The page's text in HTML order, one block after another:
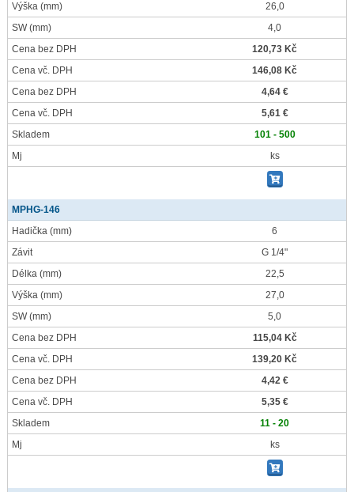
Výška (mm)
26,0
SW(mm)
4,0
Cena bez DPH
120,73 Kč
Cena vč. DPH
146,08 Kč
Cena bez DPH
4,64 €
Cena vč. DPH
5,61 €
Skladem
101 - 500
Mj
ks
MPHG-146
Hadička (mm)
6
Závit
G 1/4"
Délka (mm)
22,5
Výška (mm)
27,0
SW(mm)
5,0
Cena bez DPH
115,04 Kč
Cena vč. DPH
139,20 Kč
Cena bez DPH
4,42 €
Cena vč. DPH
5,35 €
Skladem
11 - 20
Mj
ks